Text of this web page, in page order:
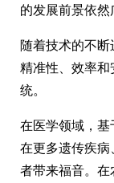
的发展前景依然
随着技术的不
精准性、效率
统。
在医学领域，
在更多遗传疾
者带来福音。